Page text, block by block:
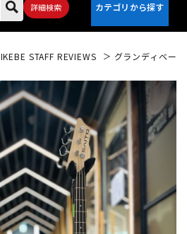
詳細検索
アコギ/エレアコ
ウクレレ
パーカッション
IKEBE STAFF REVIEWS グランディベー